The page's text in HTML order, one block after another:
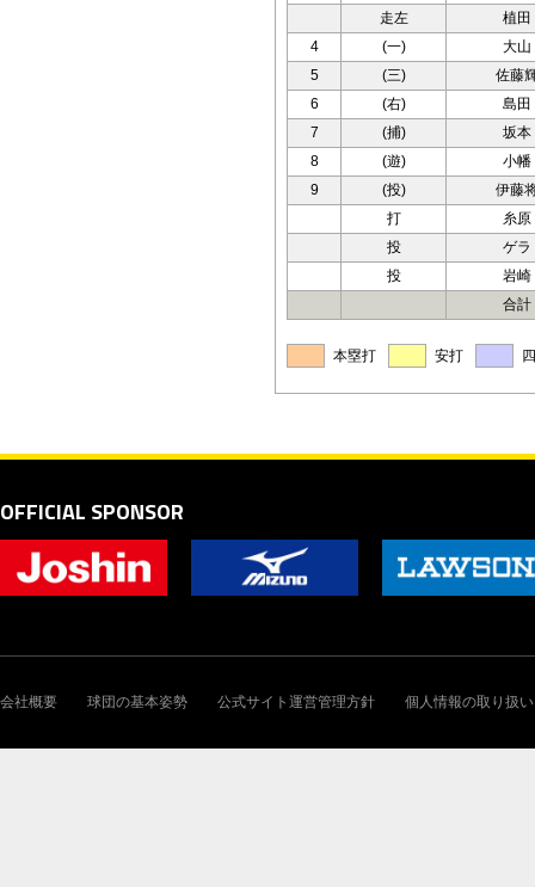
走左
植田
4
(一)
大山
5
(三)
佐藤
6
(右)
島田
7
(捕)
坂本
8
(遊)
小幡
9
(投)
伊藤
打
糸原
投
ゲラ
投
岩崎
合計
本塁打 安打
OFFICIAL SPONSOR
会社概要 球団の基本姿勢 公式サイト運営管理方針 個人情報の取り扱い